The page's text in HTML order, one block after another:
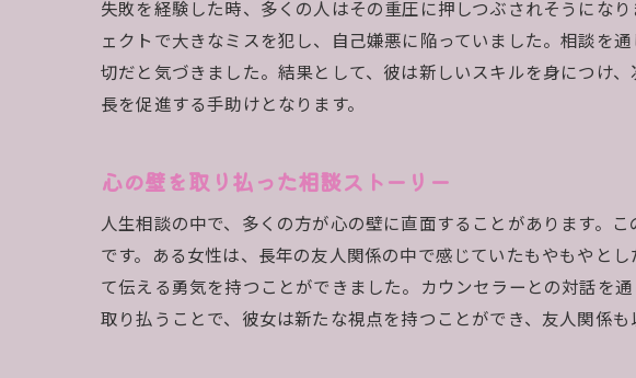
失敗を経験した時、多くの人はその重圧に押しつぶされそうにな
ェクトで大きなミスを犯し、自己嫌悪に陥っていました。相談を
切だと気づきました。結果として、彼は新しいスキルを身につけ
長を促進する手助けとなります。
心の壁を取り払った相談ストーリー
人生相談の中で、多くの方が心の壁に直面することがあります。
です。ある女性は、長年の友人関係の中で感じていたもやもやと
て伝える勇気を持つことができました。カウンセラーとの対話を
取り払うことで、彼女は新たな視点を持つことができ、友人関係も